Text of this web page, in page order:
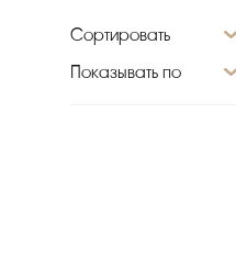
Сортировать
Показывать по